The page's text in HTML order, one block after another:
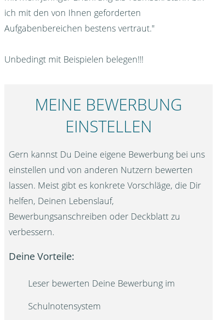
ich mit den von Ihnen geforderten
Aufgabenbereichen bestens vertraut."
Unbedingt mit Beispielen belegen!!!
MEINE BEWERBUNG
EINSTELLEN
Gern kannst Du Deine eigene Bewerbung bei uns
einstellen und von anderen Nutzern bewerten
lassen. Meist gibt es konkrete Vorschläge, die Dir
helfen, Deinen Lebenslauf,
Bewerbungsanschreiben oder Deckblatt zu
verbessern.
Deine Vorteile:
Leser bewerten Deine Bewerbung im
Schulnotensystem